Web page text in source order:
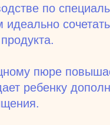
по
пюре
ребенку